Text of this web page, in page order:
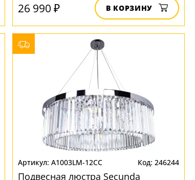
26 990 ₽ В КОРЗИНУ
A1003LM-12CC 246244
Подвесная люстра Secunda